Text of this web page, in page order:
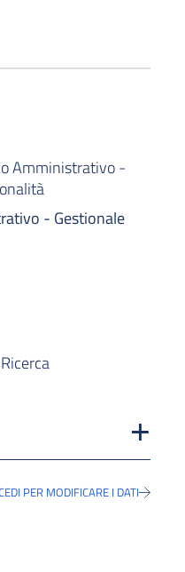
Amministrativo -
- Gestionale
PER MODIFICARE I DATI